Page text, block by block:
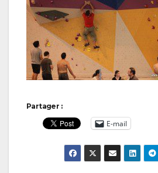
Partager :
E-mail